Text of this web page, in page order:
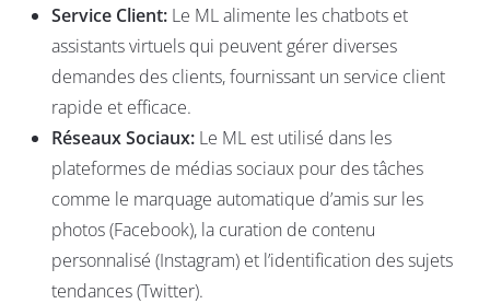
Service Client: Le ML alimente les chatbots et
assistants virtuels qui peuvent gérer diverses
demandes des clients, fournissant un service client
rapide et efficace.
Réseaux Sociaux: Le ML est utilisé dans les
plateformes de médias sociaux pour des tâches
comme le marquage automatique d’amis sur les
photos (Facebook), la curation de contenu
personnalisé (Instagram) et l’identification des sujets
tendances (Twitter).